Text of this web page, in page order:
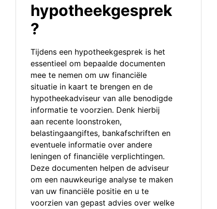
hypotheekgesprek
?
Tijdens een hypotheekgesprek is het
essentieel om bepaalde documenten
mee te nemen om uw financiële
situatie in kaart te brengen en de
hypotheekadviseur van alle benodigde
informatie te voorzien. Denk hierbij
aan recente loonstroken,
belastingaangiftes, bankafschriften en
eventuele informatie over andere
leningen of financiële verplichtingen.
Deze documenten helpen de adviseur
om een nauwkeurige analyse te maken
van uw financiële positie en u te
voorzien van gepast advies over welke